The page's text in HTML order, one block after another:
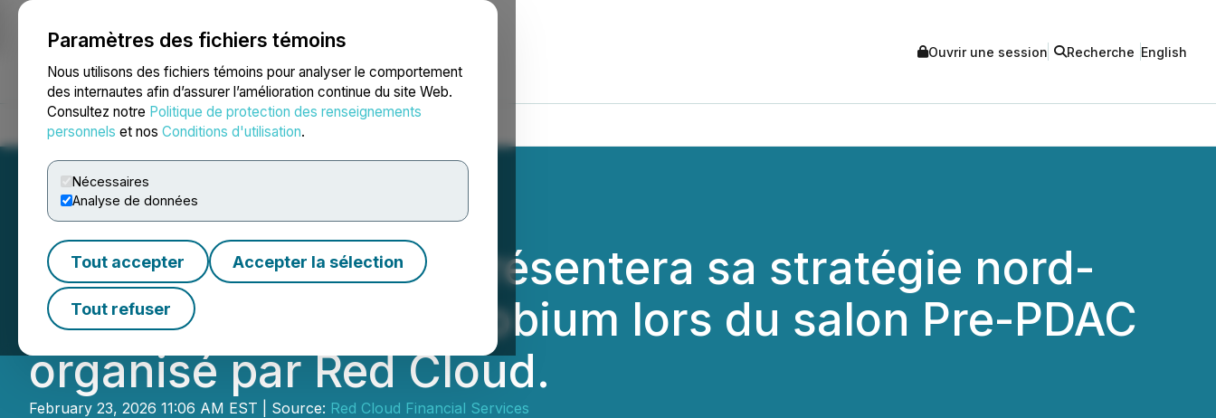
Paramètres des fichiers témoins
Nous utilisons des fichiers témoins pour analyser le comportement
des internautes afin d’assurer l’amélioration continue du site Web.
Consultez notre Politique de protection des renseignements
personnels et nos Conditions d'utilisation.
Nécessaires
Analyse de données
Tout accepter Accepter la sélection
Tout refuser
NEWSFILE Ouvrir une session Recherche English
Accueil À propos Services Salle de presse Blogue
Les Métaux NioBay présentera sa stratégie nord-
américaine pour le niobium lors du salon Pre-PDAC
organisé par Red Cloud.
February 23, 2026 11:06 AM EST | Source: Red Cloud Financial Services